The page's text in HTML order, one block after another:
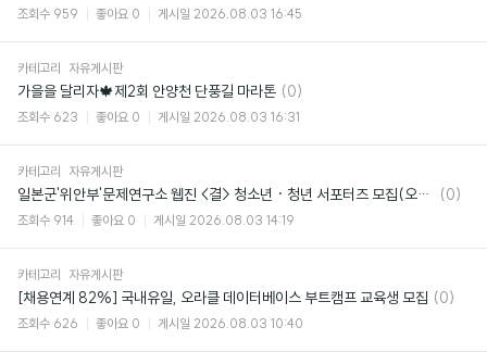
조회수 959 좋아요 0 게시일 2026.08.03 16:45
카테고리 자유게시판
가을을 달리자🍁제2회 안양천 단풍길 마라톤 댓
글
(0)
조회수 623 좋아요 0 게시일 2026.08.03 16:31
카테고리 자유게시판
일본군'위안부'문제연구소 웹진 <결> 청소년 · 청년 서포터즈 모집(오늘마감!!)
댓
(0)
조회수 914 좋아요 0 게시일 2026.08.03 14:19
카테고리 자유게시판
[채용연계 82%] 국내유일, 오라클 데이터베이스 부트캠프 교육생 모집 댓
(0)
조회수 626 좋아요 0 게시일 2026.08.03 10:40